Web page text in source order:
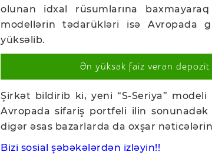
olunan idxal rüsumlarına
modellərin tədarükləri isə Avropada
yüksəlib.
Ən yüksək faiz verən depozit
Şirkət bildirib ki, yeni “S-Seriya”
Avropada sifariş portfeli ilin
digər əsas bazarlarda da oxşar
Bizi sosial şəbəkələrdən izləyin!!